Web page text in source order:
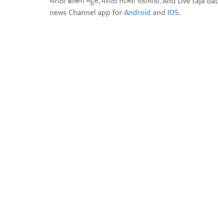
news Channel app forAndroidand IOS.